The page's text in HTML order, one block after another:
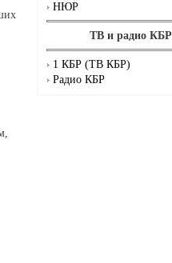
НЮР
ТВ и радио КБР
1 КБР (ТВ КБР)
Радио КБР